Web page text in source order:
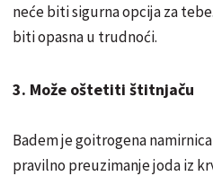
neće biti sigurna opcija za
biti opasna u trudnoći.
3. Može oštetiti štitnjaču
Badem je goitrogena
pravilno preuzimanje joda iz